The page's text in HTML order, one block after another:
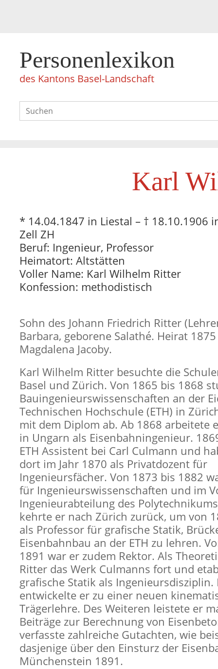
Personenlexikon
des Kantons Basel-Landschaft
Karl
* 14.04.1847 in Liestal – † 18.10.1906
Zell ZH
Beruf: Ingenieur, Professor
Heimatort: Altstätten
Voller Name: Karl Wilhelm Ritter
Konfession: methodistisch
Sohn des Johann Friedrich Ritter
Barbara, geborene Salathé. Heirat
Magdalena Jacoby.
Karl Wilhelm Ritter besuchte die
Basel und Zürich. Von 1865 bis 1868
Bauingenieurswissenschaften an der
Technischen Hochschule (ETH) in
mit dem Diplom ab. Ab 1868 arbeitete
in Ungarn als Eisenbahningenieur.
ETH Assistent bei Carl Culmann und
dort im Jahr 1870 als Privatdozent für
Ingenieursfächer. Von 1873 bis 1882
für Ingenieurswissenschaften und im
Ingenieurabteilung des
kehrte er nach Zürich zurück, um von
als Professor für grafische Statik,
Eisenbahnbau an der ETH zu lehren.
1891 war er zudem Rektor. Als
Ritter das Werk Culmanns fort und
grafische Statik als Ingenieursdisziplin.
entwickelte er zu einer neuen
Trägerlehre. Des Weiteren leistete er
Beiträge zur Berechnung von
verfasste zahlreiche Gutachten, wie
dasjenige über den Einsturz der
Münchenstein 1891.